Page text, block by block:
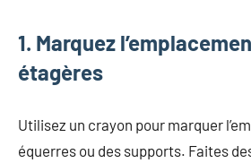
1. Marquez
étagères
Utilisez un crayon pour marquer
équerres ou des supports. Faites